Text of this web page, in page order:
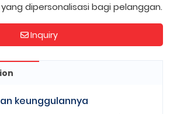
dipersonalisasi bagi pelanggan.
Inquiry
keunggulannya